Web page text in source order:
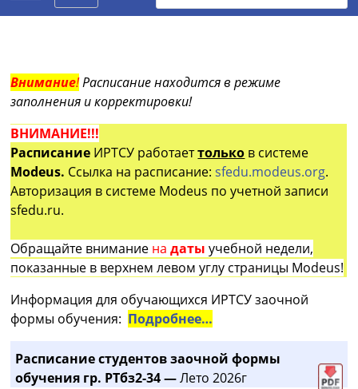
Внимание!Расписание находится в режиме
заполнения и корректировки!
ВНИМАНИЕ!!!
Расписание ИРТСУ работаеттолько в системе
Modeus. Ссылка на расписание:sfedu.modeus.org.
Авторизация в системе Modeus по учетной записи
sfedu.ru.
Обращайте внимание на датыучебной недели,
показанные в верхнем левом углу страницы Modeus!
Информация для обучающихся ИРТСУ заочной
формы обучения: Подробнее…
Расписание студентов заочной формы
обучения гр. РТбз2-34 —Лето 2026г